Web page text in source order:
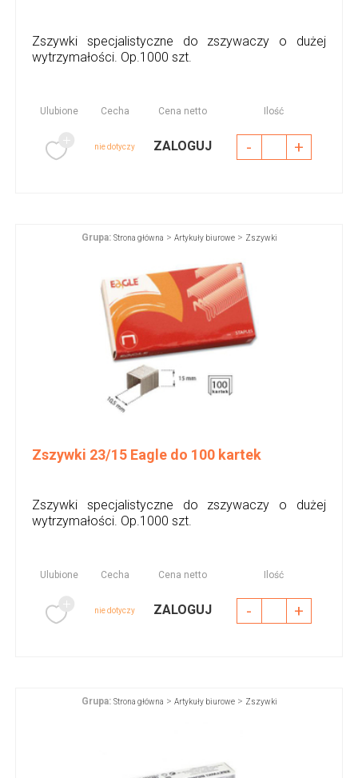
Zszywki specjalistyczne do zszywaczy o dużej
wytrzymałości. Op.1000 szt.
Ulubione Cecha Cena netto Ilość
nie dotyczy ZALOGUJ - +
Grupa: Strona główna > Artykuły biurowe> Zszywki
Zszywki 23/15 Eagle do 100 kartek
Zszywki specjalistyczne do zszywaczy o dużej
wytrzymałości. Op.1000 szt.
Ulubione Cecha Cena netto Ilość
nie dotyczy ZALOGUJ - +
Grupa: Strona główna > Artykuły biurowe> Zszywki